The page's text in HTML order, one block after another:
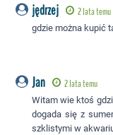
jędrzej 2 lata temu
gdzie można kupić
Jan 2 lata temu
Witam wie ktoś
dogada się z
szklistymi w